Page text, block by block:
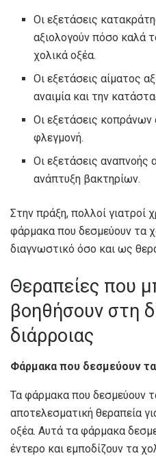
Οι εξετάσεις
αξιολογούν πόσο καλά
χολικά οξέα.
Οι εξετάσεις αίματος
αναιμία και την
Οι εξετάσεις κοπράνων
φλεγμονή.
Οι εξετάσεις αναπνοής
ανάπτυξη βακτηρίων.
Στην πράξη, πολλοί γιατροί
φάρμακα που δεσμεύουν τα
διαγνωστικό όσο και ως
Θεραπείες που
βοηθήσουν στη
διάρροιας
Φάρμακα που δεσμεύουν
Τα φάρμακα που δεσμεύουν
αποτελεσματική θεραπεία
οξέα. Αυτά τα φάρμακα
έντερο και εμποδίζουν τα